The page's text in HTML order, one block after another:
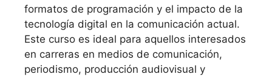
formatos de programación y el impacto de la
tecnología digital en la comunicación actual.
Este curso es ideal para aquellos interesados
en carreras en medios de comunicación,
periodismo, producción audiovisual y